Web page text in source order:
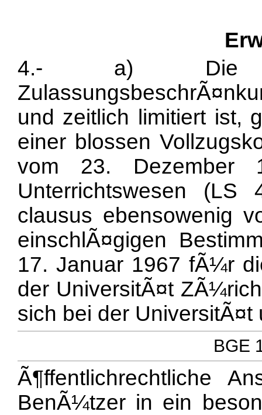
4.- a) Die
und zeitlich limitiert ist,
einer blossen
vom 23. Dezember
Unterrichtswesen (LS
clausus ebensowenig
einschlÃ¤gigen
17. Januar 1967 fÃ¼r
der UniversitÃ¤t
sich bei der UniversitÃ¤t
BGE
Ã¶ffentlichrechtliche
BenÃ¼tzer in ein